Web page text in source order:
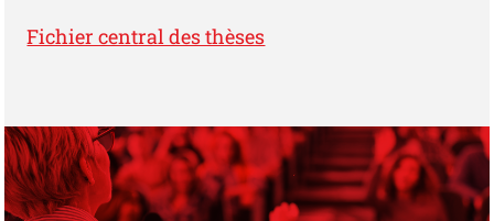
Fichier central des thèses